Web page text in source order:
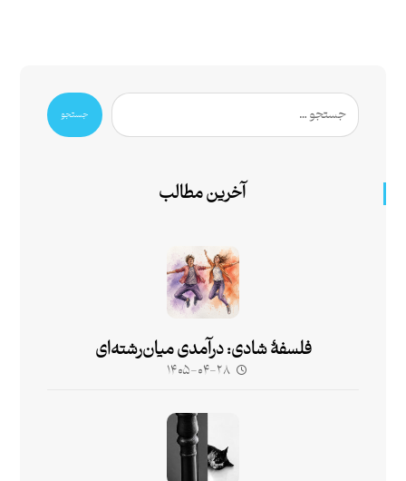
جستجو
آخرین مطالب
فلسفۀ شادی: درآمدی میان‌رشته‌ای
۱۴۰۵-۰۴-۲۸